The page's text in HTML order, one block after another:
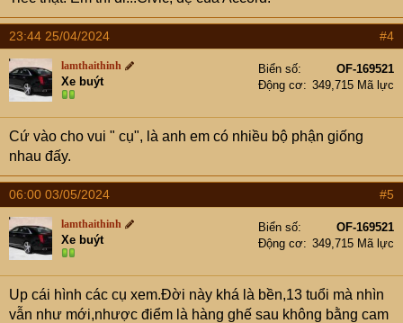
23:44 25/04/2024 #4
lamthaithinh
Xe buýt
Biển số
OF-169521
Động cơ
349,715 Mã lực
Cứ vào cho vui " cụ", là anh em có nhiều bộ phận giống
nhau đấy.
06:00 03/05/2024 #5
lamthaithinh
Xe buýt
Biển số
OF-169521
Động cơ
349,715 Mã lực
Up cái hình các cụ xem.Đời này khá là bền,13 tuổi mà nhìn
vẫn như mới,nhược điểm là hàng ghế sau không bằng cam